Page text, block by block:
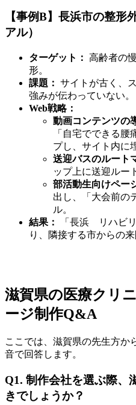
【事例B】長浜市の整形
アル）
ターゲット： 高齢者の
形。
課題： サイトが古く、
強みが伝わっていない。
Web戦略：
動画コンテンツの
「自宅でできる腰
プし、サイト内に
送迎バスのルート
ップ上に送迎ルー
部活動生向けペー
出し、「大会前の
ル。
結果：
「長浜 リハビ
り、隣接する市からの来
滋賀県の医療クリ
ージ制作Q&A
ここでは、滋賀県の先生方か
音で回答します。
Q1. 制作会社を選ぶ際、
きでしょうか？